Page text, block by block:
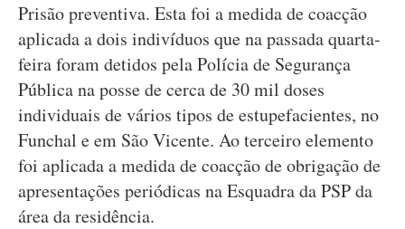
Prisão preventiva. Esta foi a medida de coacção
aplicada a dois indivíduos que na passada quarta-
feira foram detidos pela Polícia de Segurança
Pública na posse de cerca de 30 mil doses
individuais de vários tipos de estupefacientes, no
Funchal e em São Vicente. Ao terceiro elemento
foi aplicada a medida de coacção de obrigação de
apresentações periódicas na Esquadra da PSP da
área da residência.